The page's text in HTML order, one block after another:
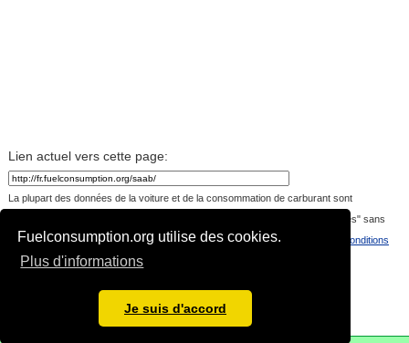
Fuelconsumption.org utilise des cookies.
Plus d'informations
Je suis d'accord
Lien actuel vers cette page:
La plupart des données de la voiture et de la consommation de carburant sont
téléchargées par les visiteurs du site. Les données sont fournies "telles quelles" sans
garantie, ou toute représentation de la précision, l'actualité ou l'exhaustivité.
Conditions
d'utilisation